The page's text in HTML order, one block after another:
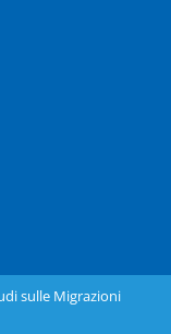
sulle Migrazioni